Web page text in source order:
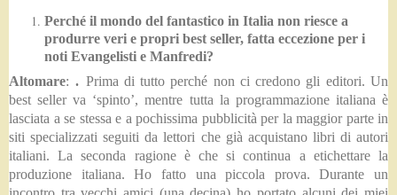
Perché il mondo del fantastico in Italia non riesce a
produrre veri e propri best seller, fatta eccezione per i
noti Evangelisti e Manfredi?
Altomare: . Prima di tutto perché non ci credono gli editori. Un
best seller va ‘spinto’, mentre tutta la programmazione italiana è
lasciata a se stessa e a pochissima pubblicità per la maggior parte in
siti specializzati seguiti da lettori che già acquistano libri di autori
italiani. La seconda ragione è che si continua a etichettare la
produzione italiana. Ho fatto una piccola prova. Durante un